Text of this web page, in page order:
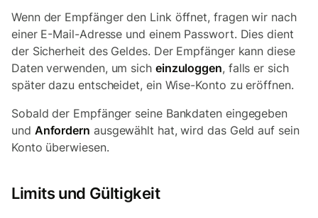
Wenn der Empfänger den Link öffnet, fragen wir nach
einer E-Mail-Adresse und einem Passwort. Dies dient
der Sicherheit des Geldes. Der Empfänger kann diese
Daten verwenden, um sich einzuloggen, falls er sich
später dazu entscheidet, ein Wise-Konto zu eröffnen.
Sobald der Empfänger seine Bankdaten eingegeben
und Anfordern ausgewählt hat, wird das Geld auf sein
Konto überwiesen.
Limits und Gültigkeit